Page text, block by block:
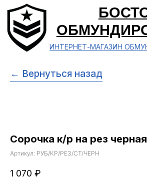
БОСТОН
ОБМУНДИРОВАНИЕ
ИНТЕРНЕТ-МАГАЗИН ОБМУНДИРОВАНИЯ
← Вернуться назад
Сорочка к/р на рез черная
Артикул: РУБ/КР/РЕЗ/СТ/ЧЕРН
1 070 ₽